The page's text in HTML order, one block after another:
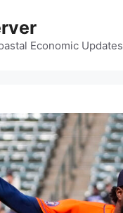
Economic Updates